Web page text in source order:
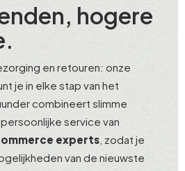
hogere
en retouren: onze
je in elke stap van het
combineert slimme
service van
experts , zodat je
van de nieuwste